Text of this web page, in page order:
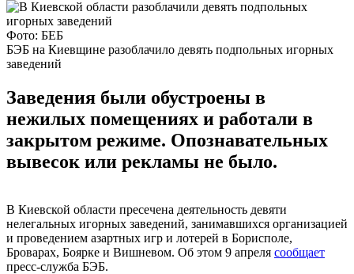
Фото: БЕБ
БЭБ на Киевщине разоблачило девять подпольных игорных
заведений
Заведения были обустроены в
нежилых помещениях и работали в
закрытом режиме. Опознавательных
вывесок или рекламы не было.
В Киевской области пресечена деятельность девяти
нелегальных игорных заведений, занимавшихся организацией
и проведением азартных игр и лотерей в Борисполе,
Броварах, Боярке и Вишневом. Об этом 9 апреля сообщает
пресс-служба БЭБ.